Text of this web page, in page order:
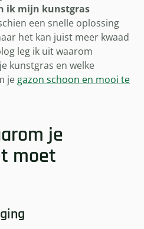
ik mijn kunstgras
een snelle oplossing
het kan juist meer kwaad
leg ik uit waarom
kunstgras en welke
je gazon schoon en mooi te
je
moet